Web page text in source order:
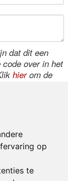
op
te
dat dit een
over in het
hierom de